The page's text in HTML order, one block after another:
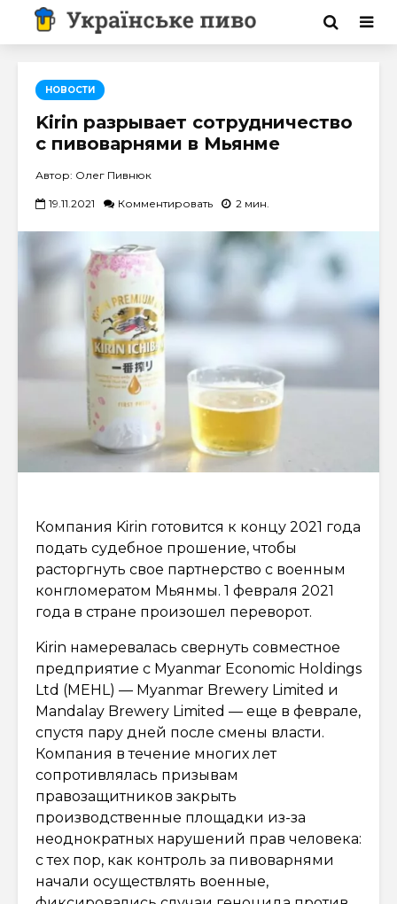
НОВОСТИ
Kirin разрывает сотрудничество
с пивоварнями в Мьянме
Автор: Олег Пивнюк
19.11.2021 Комментировать 2 мин.
Компания Kirin готовится к концу 2021 года
подать судебное прошение, чтобы
расторгнуть свое партнерство с военным
конгломератом Мьянмы. 1 февраля 2021
года в стране произошел переворот.
Kirin намеревалась свернуть совместное
предприятие с Myanmar Economic Holdings
Ltd (MEHL) — Myanmar Brewery Limited и
Mandalay Brewery Limited — еще в феврале,
спустя пару дней после смены власти.
Компания в течение многих лет
сопротивлялась призывам
правозащитников закрыть
производственные площадки из-за
неоднократных нарушений прав человека:
с тех пор, как контроль за пивоварнями
начали осуществлять военные,